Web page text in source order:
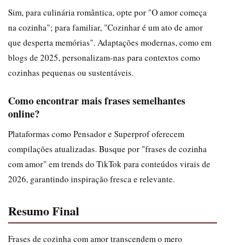
Sim, para culinária romântica, opte por "O amor começa
na cozinha"; para familiar, "Cozinhar é um ato de amor
que desperta memórias". Adaptações modernas, como em
blogs de 2025, personalizam-nas para contextos como
cozinhas pequenas ou sustentáveis.
Como encontrar mais frases semelhantes
online?
Plataformas como Pensador e Superprof oferecem
compilações atualizadas. Busque por "frases de cozinha
com amor" em trends do TikTok para conteúdos virais de
2026, garantindo inspiração fresca e relevante.
Resumo Final
Frases de cozinha com amor transcendem o mero